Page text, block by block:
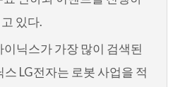
있다.
닉스가 가장 많이 검색된
LG전자는 로봇 사업을 적